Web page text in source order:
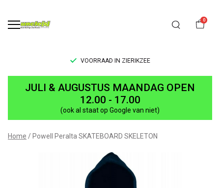
0
VOORRAAD IN ZIERIKZEE
SKATEBOARD
SKELETON
UNCLE[S]
Boardshop
JULI & AUGUSTUS MAANDAG OPEN
12.00 - 17.00
(ook al staat op Google van niet)
Home Powell Peralta SKATEBOARD SKELETON